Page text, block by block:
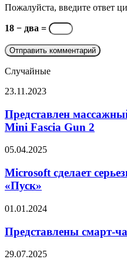
Пожалуйста, введите ответ
18 − два =
Случайные
Представлен
пистолет
Xiaomi
MIJIA
Fascia
2
23.11.2023
Представлен
Mini Fascia Gun 2
Microsoft
серьезный
редизайн
меню
05.04.2025
Microsoft сделает
«Пуск»
Представлены
часы
boAt
Enigma
01.01.2024
Представлены смарт-
Испытана
29.07.2025